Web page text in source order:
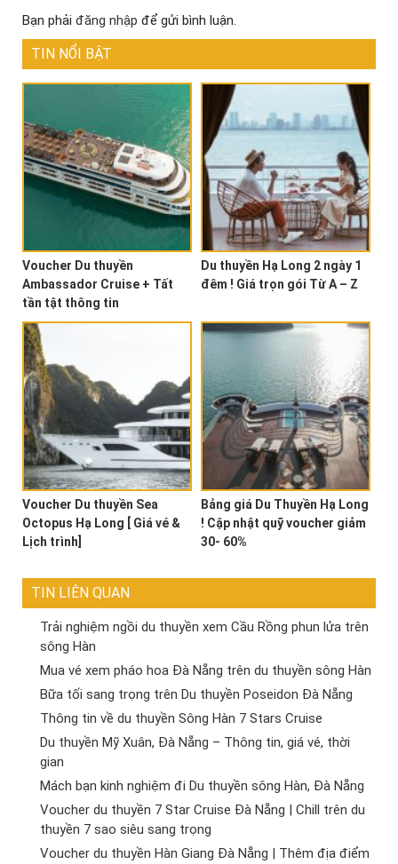
Bạn phải đăng nhập để gửi bình luận.
TIN NỔI BẬT
Voucher Du thuyền
Ambassador Cruise + Tất
tần tật thông tin
Du thuyền Hạ Long 2 ngày 1
đêm ! Giá trọn gói Từ A – Z
Voucher Du thuyền Sea
Octopus Hạ Long [ Giá vé &
Lịch trình]
Bảng giá Du Thuyền Hạ Long
! Cập nhật quỹ voucher giảm
30- 60%
TIN LIÊN QUAN
Trải nghiệm ngồi du thuyền xem Cầu Rồng phun lửa trên
sông Hàn
Mua vé xem pháo hoa Đà Nẵng trên du thuyền sông Hàn
Bữa tối sang trọng trên Du thuyền Poseidon Đà Nẵng
Thông tin về du thuyền Sông Hàn 7 Stars Cruise
Du thuyền Mỹ Xuân, Đà Nẵng – Thông tin, giá vé, thời
gian
Mách bạn kinh nghiệm đi Du thuyền sông Hàn, Đà Nẵng
Voucher du thuyền 7 Star Cruise Đà Nẵng | Chill trên du
thuyền 7 sao siêu sang trọng
Voucher du thuyền Hàn Giang Đà Nẵng | Thêm địa điểm